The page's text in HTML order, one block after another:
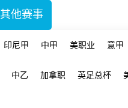
其他赛事
印尼甲 中甲 美职业 意甲
中乙 加拿职 英足总杯